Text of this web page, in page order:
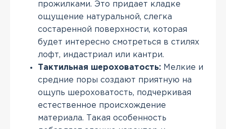
прожилками. Это придает кладке
ощущение натуральной, слегка
состаренной поверхности, которая
будет интересно смотреться в стилях
лофт, индастриал или кантри.
Тактильная шероховатость: Мелкие и
средние поры создают приятную на
ощупь шероховатость, подчеркивая
естественное происхождение
материала. Такая особенность